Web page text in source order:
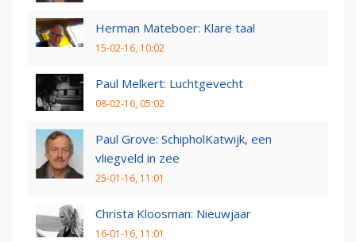
Herman Mateboer: Klare taal
15-02-16, 10:02
Paul Melkert: Luchtgevecht
08-02-16, 05:02
Paul Grove: SchipholKatwijk, een
vliegveld in zee
25-01-16, 11:01
Christa Kloosman: Nieuwjaar
16-01-16, 11:01